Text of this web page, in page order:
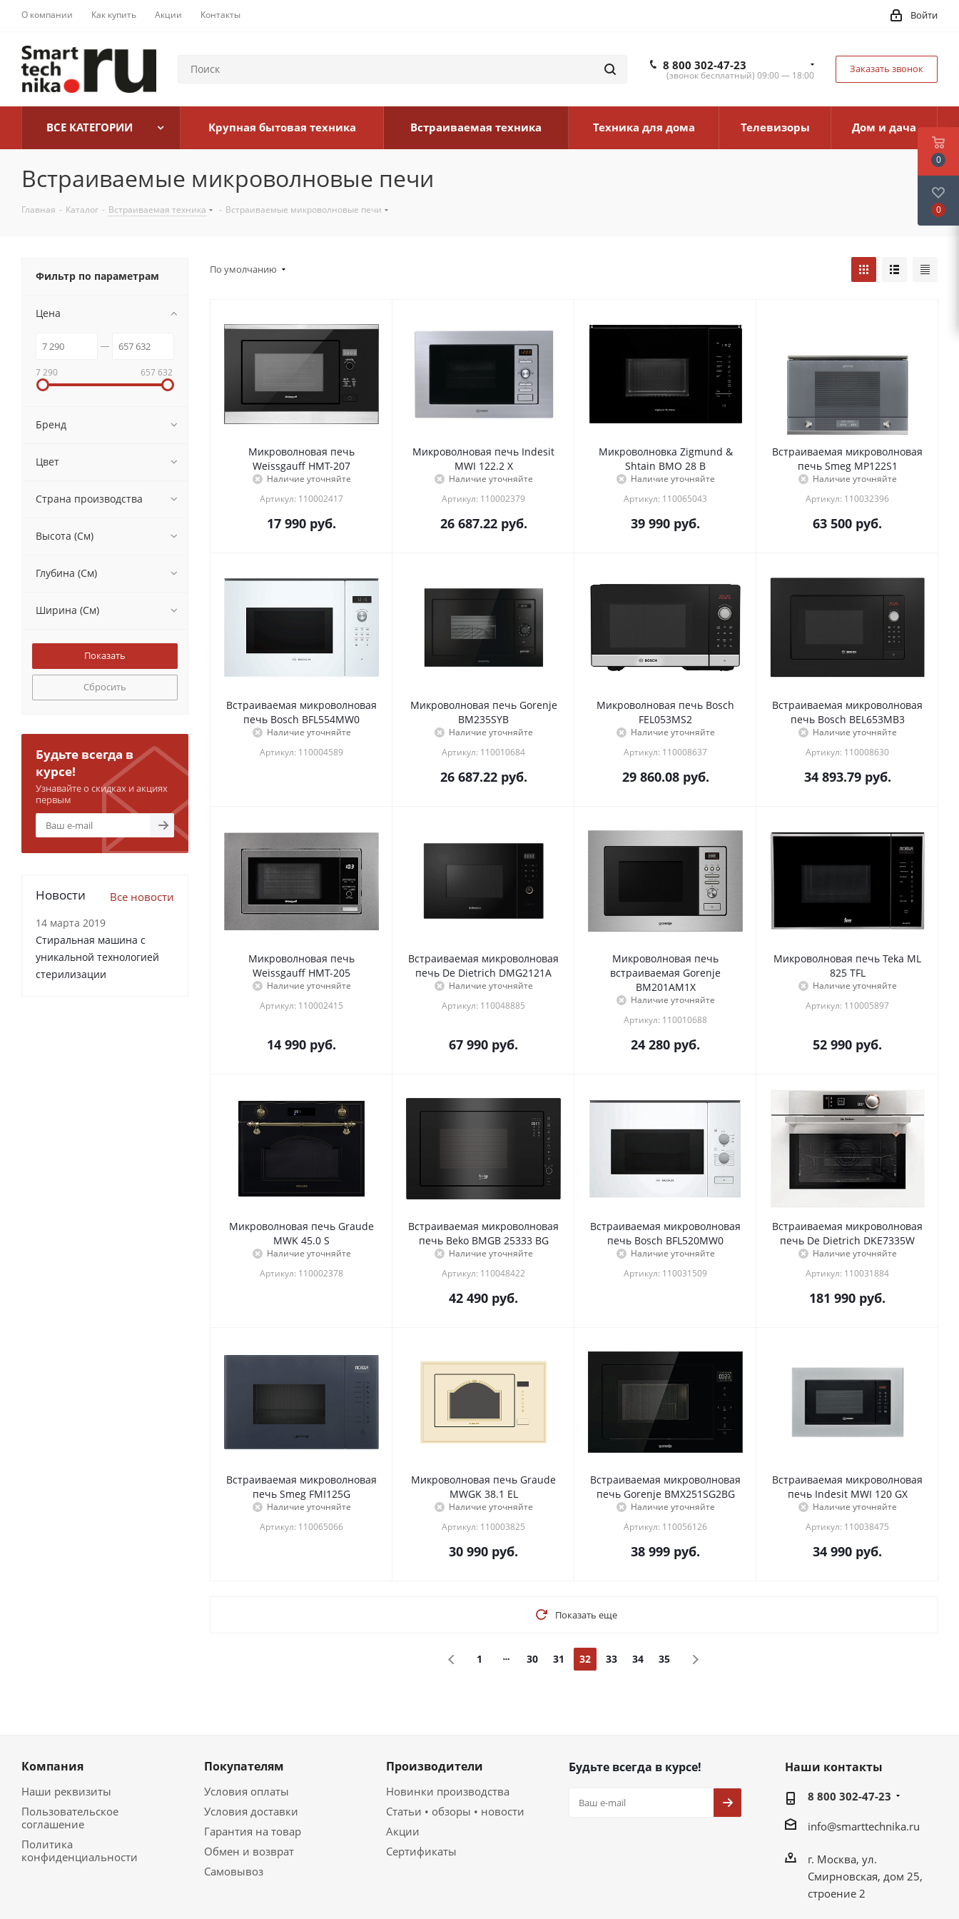
О компании Как купить Акции Контакты Войти
8 800 302-47-23
(звонок бесплатный) 09:00 — 18:00
Заказать звонок
ВСЕ КАТЕГОРИИ Крупная бытовая техника Встраиваемая техника Техника для дома Телевизоры Дом и дача
Встраиваемые микроволновые печи
Главная - Каталог - Встраиваемая техника - Встраиваемые микроволновые печи
По умолчанию
Микроволновая печь
Weissgauff HMT-207
Наличие уточняйте
Артикул: 110002417
17 990 руб.
Микроволновая печь Indesit
MWI 122.2 X
Наличие уточняйте
Артикул: 110002379
26 687.22руб.
Микроволновка Zigmund &
Shtain BMO 28 B
Наличие уточняйте
Артикул: 110065043
39 990 руб.
Встраиваемая микроволновая
печь Smeg MP122S1
Наличие уточняйте
Артикул: 110032396
63 500 руб.
Встраиваемая микроволновая
печь Bosch BFL554MW0
Наличие уточняйте
Артикул: 110004589
Микроволновая печь Gorenje
BM235SYB
Наличие уточняйте
Артикул: 110010684
26 687.22руб.
Микроволновая печь Bosch
FEL053MS2
Наличие уточняйте
Артикул: 110008637
29 860.08руб.
Встраиваемая микроволновая
печь Bosch BEL653MB3
Наличие уточняйте
Артикул: 110008630
34 893.79руб.
Микроволновая печь
Weissgauff HMT-205
Наличие уточняйте
Артикул: 110002415
14 990 руб.
Встраиваемая микроволновая
печь De Dietrich DMG2121A
Наличие уточняйте
Артикул: 110048885
67 990 руб.
Микроволновая печь
встраиваемая Gorenje
BM201AM1X
Наличие уточняйте
Артикул: 110010688
24 280 руб.
Микроволновая печь Teka ML
825 TFL
Наличие уточняйте
Артикул: 110005897
52 990 руб.
Микроволновая печь Graude
MWK 45.0 S
Наличие уточняйте
Артикул: 110002378
Встраиваемая микроволновая
печь Beko BMGB 25333 BG
Наличие уточняйте
Артикул: 110048422
42 490 руб.
Встраиваемая микроволновая
печь Bosch BFL520MW0
Наличие уточняйте
Артикул: 110031509
Встраиваемая микроволновая
печь De Dietrich DKE7335W
Наличие уточняйте
Артикул: 110031884
181 990 руб.
Встраиваемая микроволновая
печь Smeg FMI125G
Наличие уточняйте
Артикул: 110065066
Микроволновая печь Graude
MWGK 38.1 EL
Наличие уточняйте
Артикул: 110003825
30 990 руб.
Встраиваемая микроволновая
печь Gorenje BMX251SG2BG
Наличие уточняйте
Артикул: 110056126
38 999 руб.
Встраиваемая микроволновая
печь Indesit MWI 120 GX
Наличие уточняйте
Артикул: 110038475
34 990 руб.
Показать еще
1 30 31 32 33 34 35
Фильтр по параметрам
Цена
7 290 657 632
Бренд
Цвет
Страна производства
Высота (См)
Глубина (См)
Ширина (См)
Сбросить
Будьте всегда в
курсе!
Узнавайте о скидках и акциях
первым
Новости Все новости
14 марта 2019
Стиральная машина с
уникальной технологией
стерилизации
Компания
Наши реквизиты
Пользовательское
соглашение
Политика
конфиденциальности
Покупателям
Условия оплаты
Условия доставки
Гарантия на товар
Обмен и возврат
Самовывоз
Производители
Новинки производства
Статьи • обзоры • новости
Акции
Сертификаты
Будьте всегда в курсе! Наши контакты
8 800 302-47-23
info@smarttechnika.ru
г. Москва, ул.
Смирновская, дом 25,
строение 2
0
0